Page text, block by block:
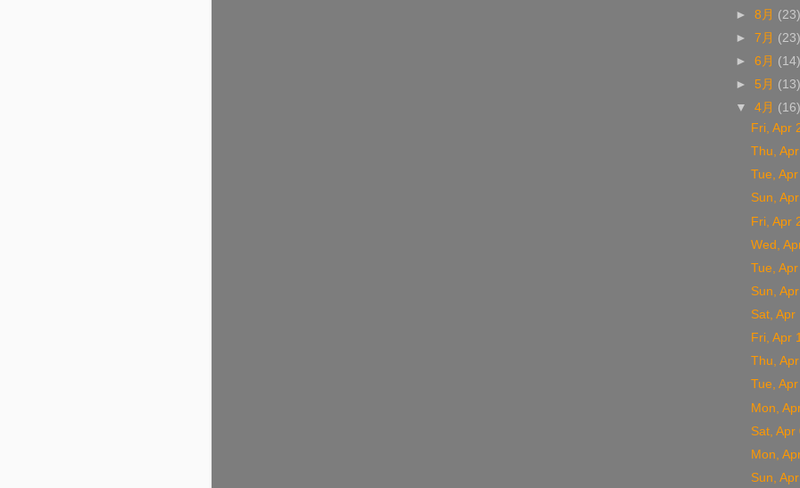
►8月 (23)
►7月 (23)
►6月 (14)
► 5月 (13)
▼4月 (16)
Fri, Apr
Thu,
Tue,
Sun,
Fri, Apr
Wed,
Tue,
Sun,
Sat, Apr
Fri, Apr
Thu,
Tue,
Mon,
Sat, Apr
Mon,
Sun, Apr